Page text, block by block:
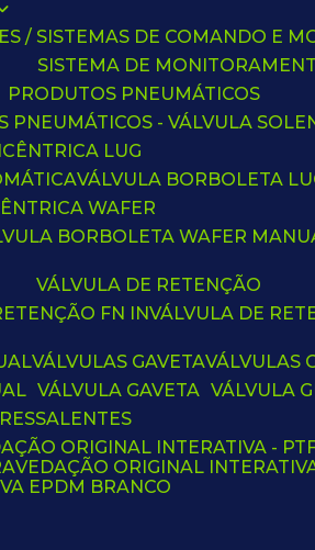
/ SISTEMAS DE COMANDO E
SISTEMA DE
PRODUTOS PNEUMÁTICOS
PNEUMÁTICOS - VÁLVULA
LUG
VÁLVULA BORBOLETA
WAFER
BORBOLETA WAFER
VÁLVULA DE RETENÇÃO
FN IN VÁLVULA DE
VÁLVULAS GAVETA
VÁLVULA GAVETA
VÁLVULAS
VÁLVULA
ORIGINAL INTERATIVA -
VEDAÇÃO ORIGINAL
EPDM BRANCO